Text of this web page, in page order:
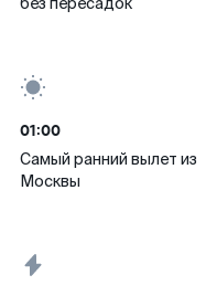
01:00
Самый ранний вылет из
Москвы